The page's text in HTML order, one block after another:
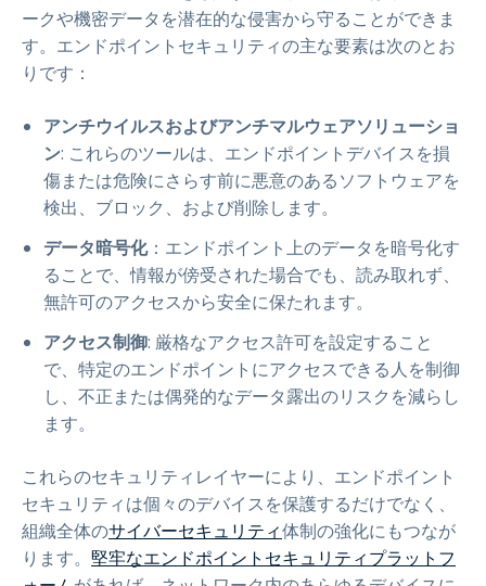
ークや機密データを潜在的な侵害から守ることができま
す。エンドポイントセキュリティの主な要素は次のとお
りです：
アンチウイルスおよびアンチマルウェアソリューショ
ン: これらのツールは、エンドポイントデバイスを損
傷または危険にさらす前に悪意のあるソフトウェアを
検出、ブロック、および削除します。
データ暗号化：エンドポイント上のデータを暗号化す
ることで、情報が傍受された場合でも、読み取れず、
無許可のアクセスから安全に保たれます。
アクセス制御: 厳格なアクセス許可を設定すること
で、特定のエンドポイントにアクセスできる人を制御
し、不正または偶発的なデータ露出のリスクを減らし
ます。
これらのセキュリティレイヤーにより、エンドポイント
セキュリティは個々のデバイスを保護するだけでなく、
組織全体のサイバーセキュリティ体制の強化にもつなが
ります。 堅牢なエンドポイントセキュリティプラットフ